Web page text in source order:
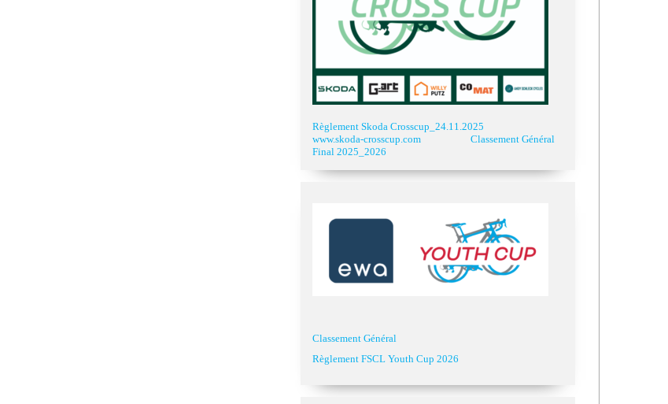
Règlement Skoda Crosscup_24.11.2025
www.skoda-crosscup.com
Classement Général
Final 2025_2026
Classement Général
Règlement FSCL Youth Cup 2026